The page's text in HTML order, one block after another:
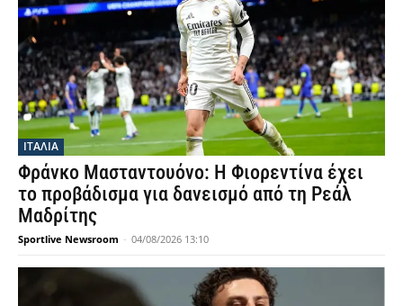
ΙΤΑΛΙΑ
Φράνκο Μασταντουόνο: Η Φιορεντίνα έχει
το προβάδισμα για δανεισμό από τη Ρεάλ
Μαδρίτης
Sportlive Newsroom - 04/08/2026 13:10